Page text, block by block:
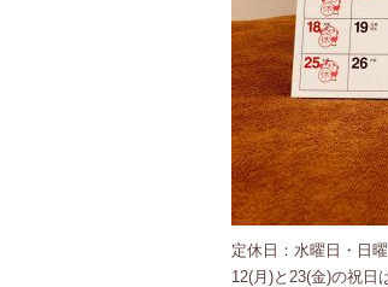
定休日：水曜日・日
12(月)と23(金)の祝日